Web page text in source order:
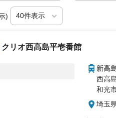
)
クリオ西高島平壱番館
新高
西高
和光
埼玉